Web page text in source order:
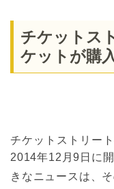
チケットス
ケットが購
チケットストリー
2014年12月9日に
きなニュースは、